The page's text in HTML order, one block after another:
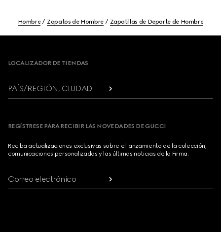
Hombre Zapatos de Hombre Zapatillas de Deporte de Hombre
LOCALIZADOR DE TIENDAS
PAÍS/REGIÓN, CIUDAD
REGÍSTRESE PARA RECIBIR LAS NOVEDADES DE GUCCI
Reciba actualizaciones exclusivas sobre el lanzamiento de la colección,
comunicaciones personalizadas y las últimas noticias de la Firma.
Correo electrónico